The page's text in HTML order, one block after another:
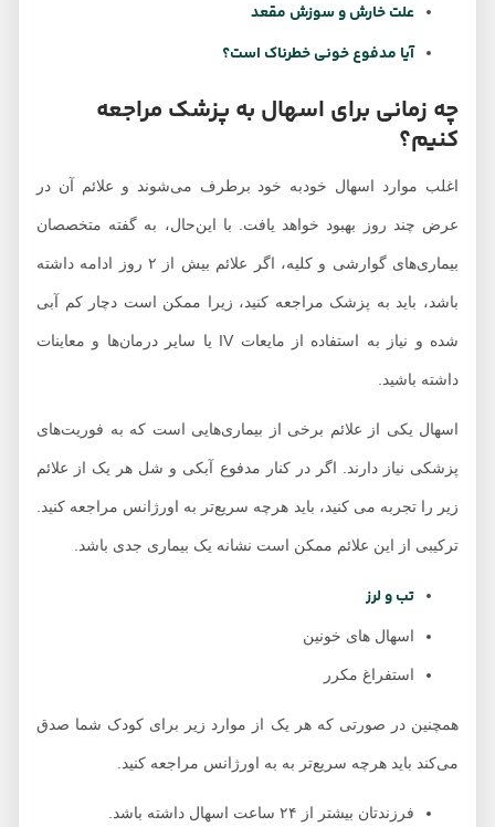
علت خارش و سوزش مقعد
آیا مدفوع خونی خطرناک است؟
چه زمانی برای اسهال به پزشک مراجعه
کنیم؟
اغلب موارد اسهال خودبه خود برطرف می‌شوند و علائم آن در
عرض چند روز بهبود خواهد یافت. با این‌حال، به گفته متخصصان
بیماری‌های گوارشی و کلیه، اگر علائم بیش از ۲ روز ادامه داشته
باشد، باید به پزشک مراجعه کنید، زیرا ممکن است دچار کم آبی
شده و نیاز به استفاده از مایعات IV یا سایر درمان‌ها و معاینات
داشته باشید.
اسهال یکی از علائم برخی از بیماری‌هایی است که به فوریت‌های
پزشکی نیاز دارند. اگر در کنار مدفوع آبکی و شل هر یک از علائم
زیر را تجربه می کنید، باید هرچه سریع‌تر به اورژانس مراجعه کنید.
ترکیبی از این علائم ممکن است نشانه یک بیماری جدی باشد.
تب و لرز
اسهال های خونین
استفراغ مکرر
همچنین در صورتی که هر یک از موارد زیر برای کودک شما صدق
می‌کند باید هرچه سریع‌تر به به اورژانس مراجعه کنید.
فرزندتان بیشتر از ۲۴ ساعت اسهال داشته باشد.